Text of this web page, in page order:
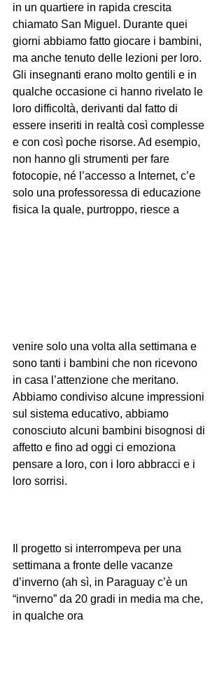
in un quartiere in rapida crescita
chiamato San Miguel. Durante quei
giorni abbiamo fatto giocare i bambini,
ma anche tenuto delle lezioni per loro.
Gli insegnanti erano molto gentili e in
qualche occasione ci hanno rivelato le
loro difficoltà, derivanti dal fatto di
essere inseriti in realtà così complesse
e con così poche risorse. Ad esempio,
non hanno gli strumenti per fare
fotocopie, né l’accesso a Internet, c’e
solo una professoressa di educazione
fisica la quale, purtroppo, riesce a
venire solo una volta alla settimana e
sono tanti i bambini che non ricevono
in casa l’attenzione che meritano.
Abbiamo condiviso alcune impressioni
sul sistema educativo, abbiamo
conosciuto alcuni bambini bisognosi di
affetto e fino ad oggi ci emoziona
pensare a loro, con i loro abbracci e i
loro sorrisi.
Il progetto si interrompeva per una
settimana a fronte delle vacanze
d’inverno (ah sì, in Paraguay c’è un
“inverno” da 20 gradi in media ma che,
in qualche ora